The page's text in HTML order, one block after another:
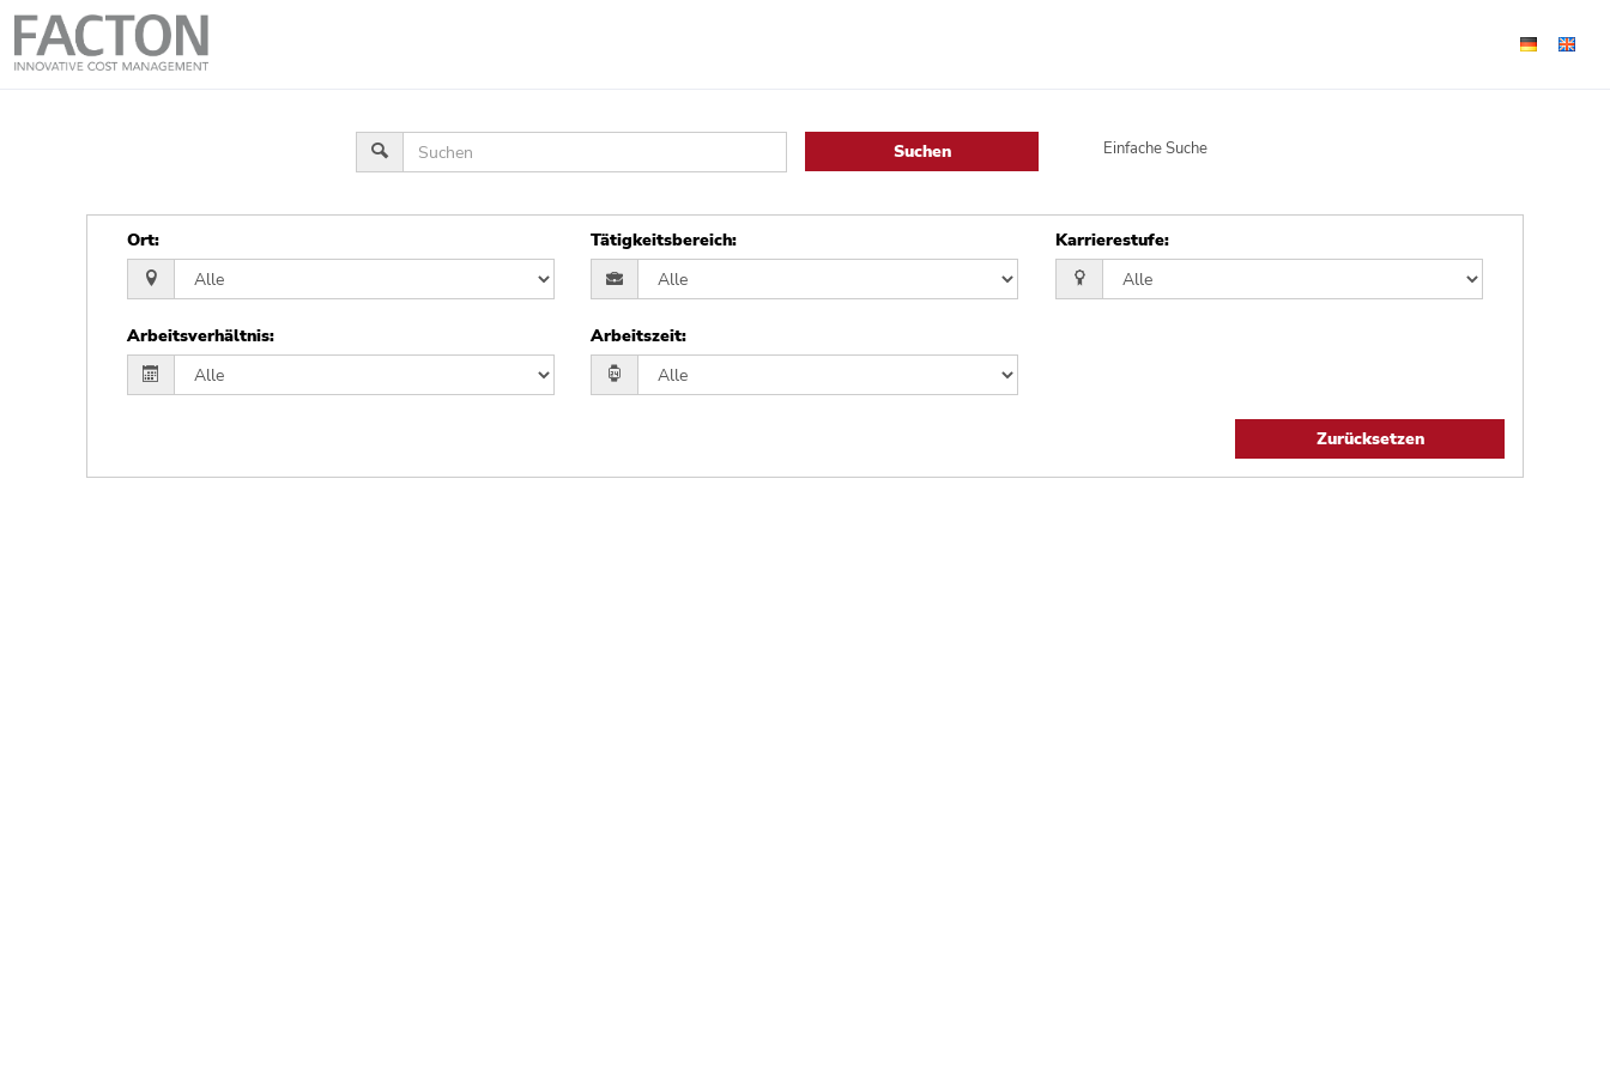
Suchen Einfache Suche
Ort: Tätigkeitsbereich: Karrierestufe:
Arbeitsverhältnis: Arbeitszeit:
Zurücksetzen